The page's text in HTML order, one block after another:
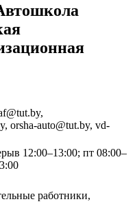
orsha-auto@tut.by, vd-
12:00–13:00; пт 08:00–
работники,